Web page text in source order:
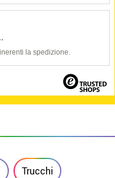
la spedizione.
Trucchi